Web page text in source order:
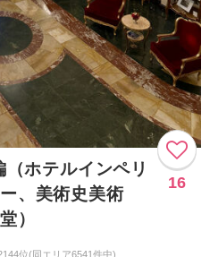
ホテルインペリ
、美術史美術
）
16
位(同エリア6541件中)